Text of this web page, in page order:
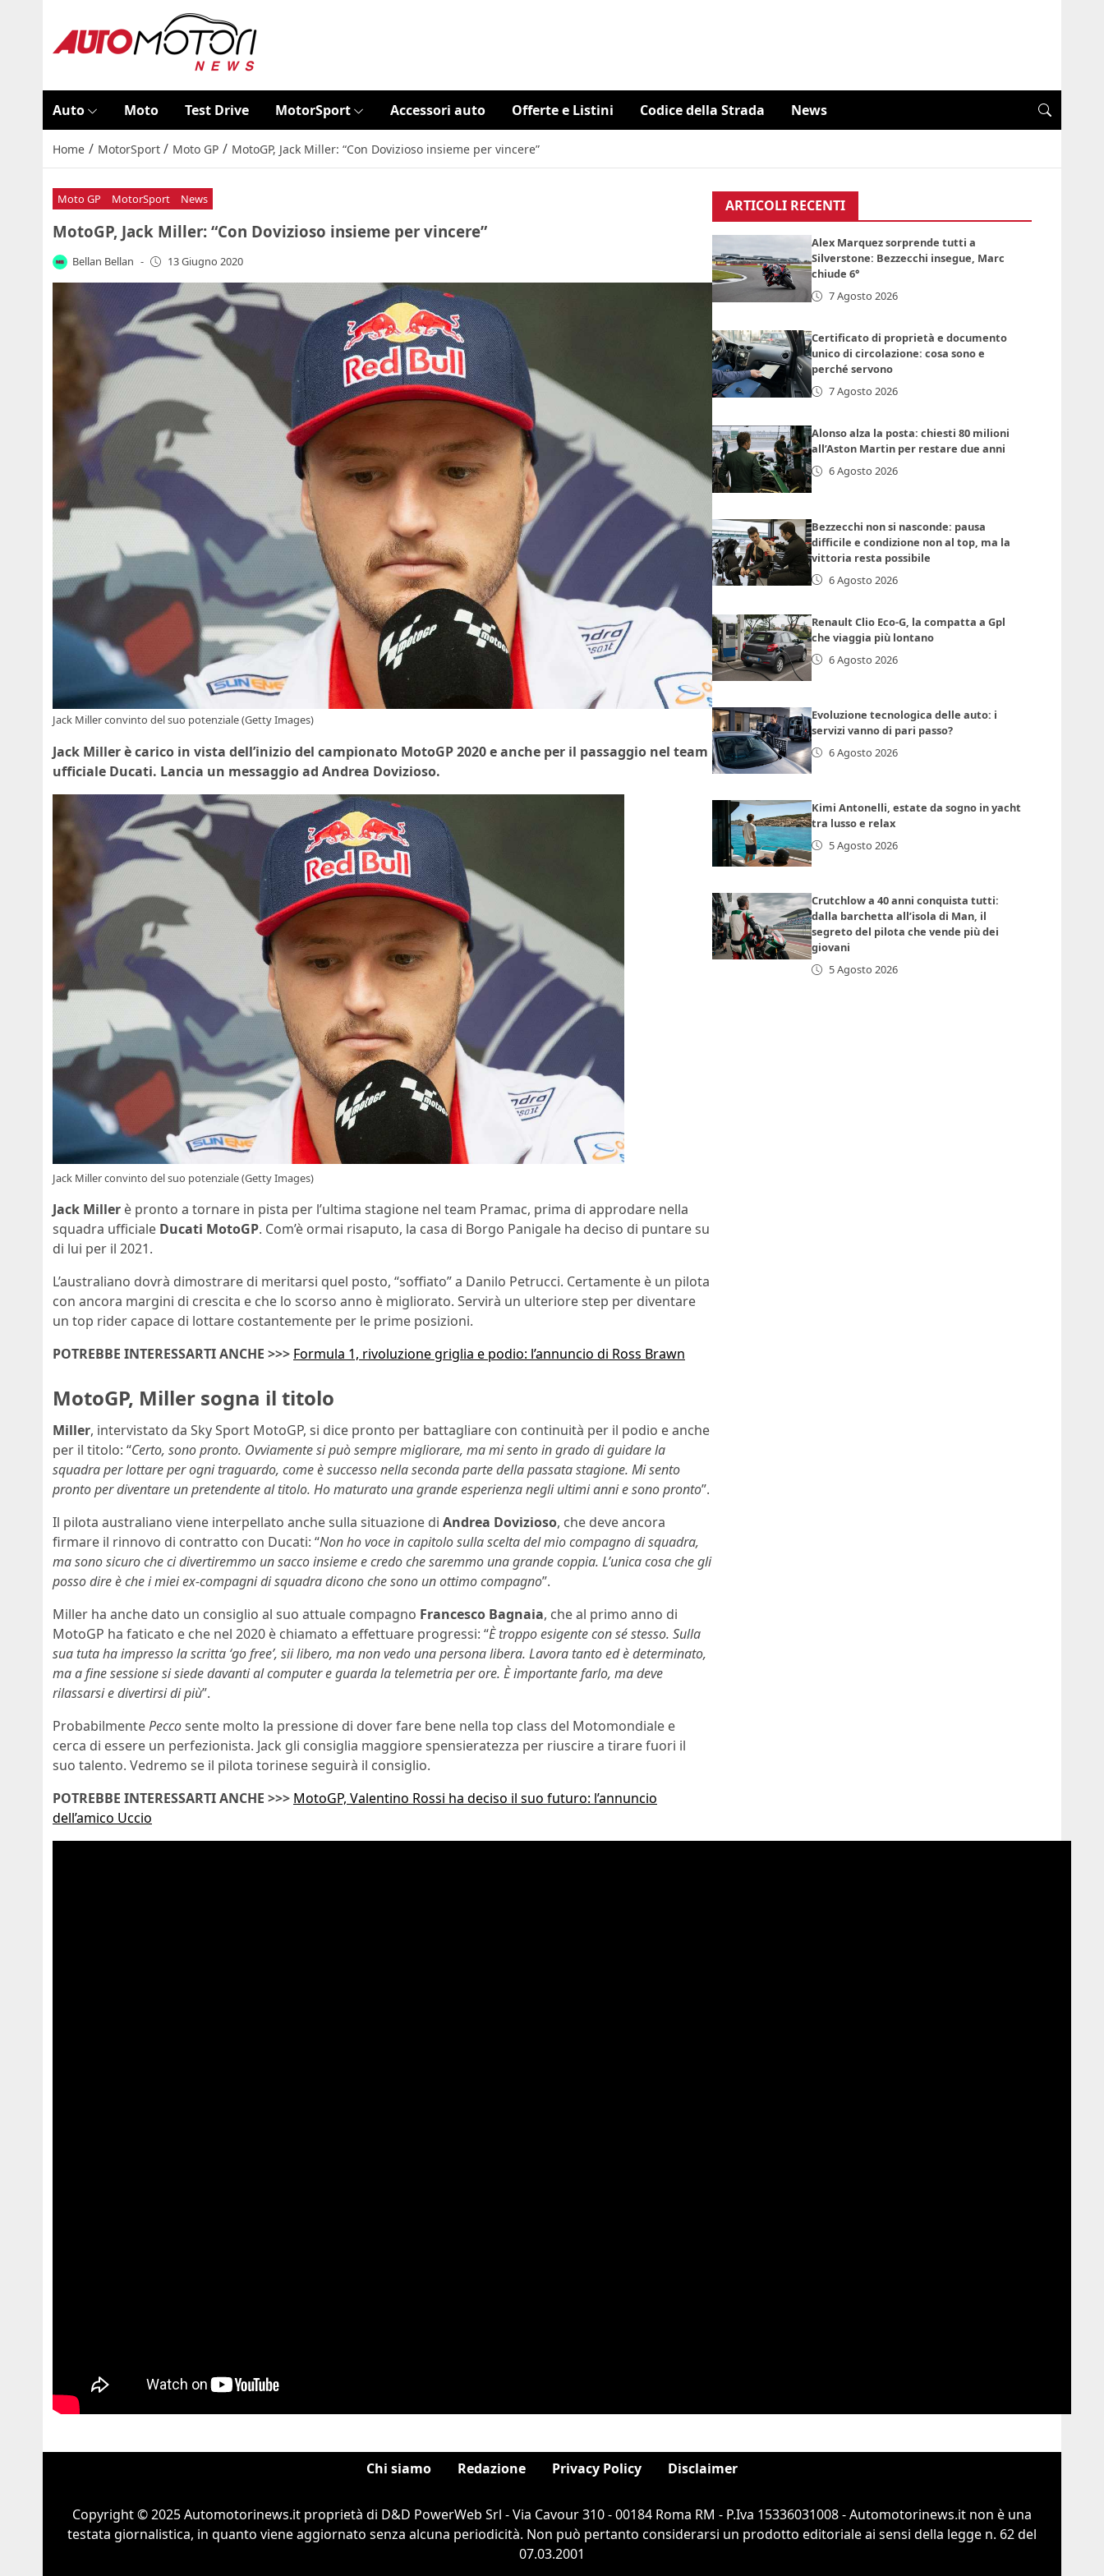
Auto Moto Test Drive MotorSport Accessori auto Offerte e Listini Codice della Strada News
Home / MotorSport / Moto GP / MotoGP, Jack Miller: “Con Dovizioso insieme per vincere”
Moto GP MotorSport News
MotoGP, Jack Miller: “Con Dovizioso insieme per vincere”
Bellan Bellan - 13 Giugno 2020
Jack Miller convinto del suo potenziale (Getty Images)
Jack Miller è carico in vista dell’inizio del campionato MotoGP 2020 e anche per il passaggio nel team
ufficiale Ducati. Lancia un messaggio ad Andrea Dovizioso.
Jack Miller convinto del suo potenziale (Getty Images)
Jack Miller è pronto a tornare in pista per l’ultima stagione nel team Pramac, prima di approdare nella
squadra ufficiale Ducati MotoGP. Com’è ormai risaputo, la casa di Borgo Panigale ha deciso di puntare su
di lui per il 2021.
L’australiano dovrà dimostrare di meritarsi quel posto, “soffiato” a Danilo Petrucci. Certamente è un pilota
con ancora margini di crescita e che lo scorso anno è migliorato. Servirà un ulteriore step per diventare
un top rider capace di lottare costantemente per le prime posizioni.
POTREBBE INTERESSARTI ANCHE >>> Formula 1, rivoluzione griglia e podio: l’annuncio di Ross Brawn
MotoGP, Miller sogna il titolo
Miller, intervistato da Sky Sport MotoGP, si dice pronto per battagliare con continuità per il podio e anche
per il titolo: “Certo, sono pronto. Ovviamente si può sempre migliorare, ma mi sento in grado di guidare la
squadra per lottare per ogni traguardo, come è successo nella seconda parte della passata stagione. Mi sento
pronto per diventare un pretendente al titolo. Ho maturato una grande esperienza negli ultimi anni e sono pronto”.
Il pilota australiano viene interpellato anche sulla situazione di Andrea Dovizioso, che deve ancora
firmare il rinnovo di contratto con Ducati: “Non ho voce in capitolo sulla scelta del mio compagno di squadra,
ma sono sicuro che ci divertiremmo un sacco insieme e credo che saremmo una grande coppia. L’unica cosa che gli
posso dire è che i miei ex-compagni di squadra dicono che sono un ottimo compagno”.
Miller ha anche dato un consiglio al suo attuale compagno Francesco Bagnaia, che al primo anno di
MotoGP ha faticato e che nel 2020 è chiamato a effettuare progressi: “È troppo esigente con sé stesso. Sulla
sua tuta ha impresso la scritta ‘go free’, sii libero, ma non vedo una persona libera. Lavora tanto ed è determinato,
ma a fine sessione si siede davanti al computer e guarda la telemetria per ore. È importante farlo, ma deve
rilassarsi e divertirsi di più”.
ProbabilmentePeccosente molto la pressione di dover fare bene nella top class del Motomondiale e
cerca di essere un perfezionista. Jack gli consiglia maggiore spensieratezza per riuscire a tirare fuori il
suo talento. Vedremo se il pilota torinese seguirà il consiglio.
POTREBBE INTERESSARTI ANCHE >>> MotoGP, Valentino Rossi ha deciso il suo futuro: l’annuncio
dell’amico Uccio
ARTICOLI RECENTI
Alex Marquez sorprende tutti a
Silverstone: Bezzecchi insegue, Marc
chiude 6°
7 Agosto 2026
Certificato di proprietà e documento
unico di circolazione: cosa sono e
perché servono
7 Agosto 2026
Alonso alza la posta: chiesti 80 milioni
all’Aston Martin per restare due anni
6 Agosto 2026
Bezzecchi non si nasconde: pausa
difficile e condizione non al top, ma la
vittoria resta possibile
6 Agosto 2026
Renault Clio Eco-G, la compatta a Gpl
che viaggia più lontano
6 Agosto 2026
Evoluzione tecnologica delle auto: i
servizi vanno di pari passo?
6 Agosto 2026
Kimi Antonelli, estate da sogno in yacht
tra lusso e relax
5 Agosto 2026
Crutchlow a 40 anni conquista tutti:
dalla barchetta all’isola di Man, il
segreto del pilota che vende più dei
giovani
5 Agosto 2026
Chi siamo Redazione Privacy Policy Disclaimer
Copyright © 2025 Automotorinews.it proprietà di D&D PowerWeb Srl - Via Cavour 310 - 00184 Roma RM - P.Iva 15336031008 - Automotorinews.it non è una
testata giornalistica, in quanto viene aggiornato senza alcuna periodicità. Non può pertanto considerarsi un prodotto editoriale ai sensi della legge n. 62 del
07.03.2001